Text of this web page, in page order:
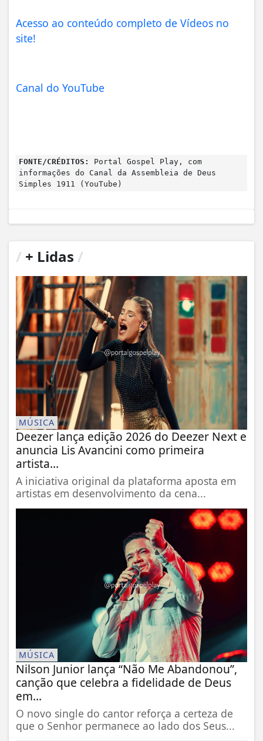
Acesso ao conteúdo completo de Vídeos no
site!
Canal do YouTube
FONTE/CRÉDITOS:
Portal Gospel Play, com
informações do Canal da Assembleia de Deus
Simples 1911 (YouTube)
/ + Lidas /
MÚSICA
Deezer lança edição 2026 do Deezer Next e
anuncia Lis Avancini como primeira
artista...
A iniciativa original da plataforma aposta em
artistas em desenvolvimento da cena...
MÚSICA
Nilson Junior lança “Não Me Abandonou”,
canção que celebra a fidelidade de Deus
em...
O novo single do cantor reforça a certeza de
que o Senhor permanece ao lado dos Seus...